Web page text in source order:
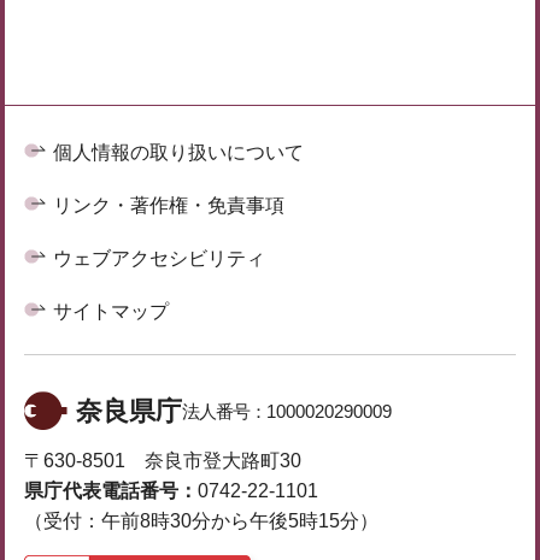
個人情報の取り扱いについて
リンク・著作権・免責事項
ウェブアクセシビリティ
サイトマップ
奈良県庁法人番号： 1000020290009
〒630-8501 奈良市登大路町30
県庁代表電話番号： 0742-22-1101
（受付：午前8時30分から午後5時15分）